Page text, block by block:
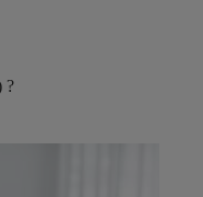
?